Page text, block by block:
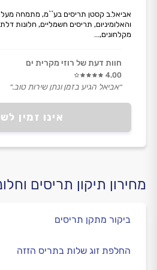
אינו זמין
והאלומיניום, תריסים חשמליים, חלונות
מקלחונים,...
חוות דעת של רוזי מקרית ים
4.00
״אביאל הגיע בזמן ונתן שירות טוב.״
מחירון תיקון תריסים
ביקור מתקן תריסים
החלפת זוג שלות בתריס הזזה